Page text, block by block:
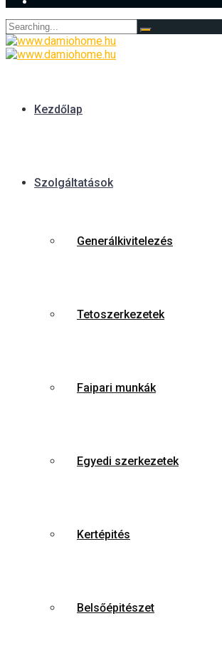
Search
for:
Kezdőlap
Szolgáltatások
Generálkivitelezés
Tetoszerkezetek
Faipari munkák
Egyedi szerkezetek
Kertépités
Belsőépitészet